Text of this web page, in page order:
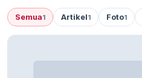
Semua1 Artikel1 Foto1